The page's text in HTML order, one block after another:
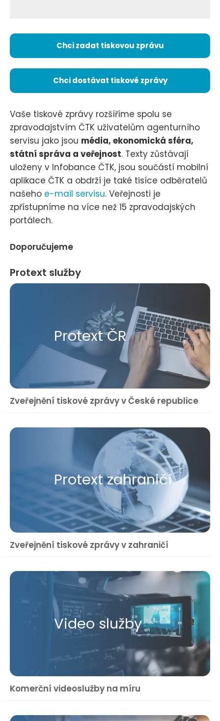
Chci zadat tiskovou zprávu
Chci dostávat tiskové zprávy
Vaše tiskové zprávy rozšíříme spolu se
zpravodajstvím ČTK uživatelům agenturního
servisu jako jsou média, ekonomická sféra,
státní správa a veřejnost. Texty zůstávají
uloženy v Infobance ČTK, jsou součástí mobilní
aplikace ČTK a obdrží je také tisíce odběratelů
našeho e-mail servisu. Veřejnosti je
zpřístupníme na více než 15 zpravodajských
portálech.
Doporučujeme
Protext služby
Protext ČR
Zveřejnění tiskové zprávy v České republice
Protext zahraničí
Zveřejnění tiskové zprávy v zahraničí
Video služby
Komerční videoslužby na míru